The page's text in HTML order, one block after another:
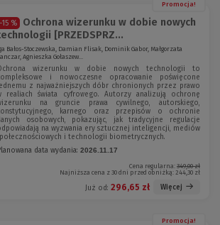
Promocja!
-15 %
Ochrona wizerunku w dobie nowych
[PRZEDSPRZ...
Bałos-Stoczewska, Damian Flisak, Dominik Gabor, Małgorzata
Agnieszka Gołaszew...
wizerunku w dobie nowych technologii to
i nowoczesne opracowanie poświęcone
z najważniejszych dóbr chronionych przez prawo
realiach świata cyfrowego. Autorzy analizują ochronę
na gruncie prawa cywilnego, autorskiego,
karnego oraz przepisów o ochronie
osobowych, pokazując, jak tradycyjne regulacje
na wyzwania ery sztucznej inteligencji, mediów
i technologii biometrycznych.
data wydania: 2026.11.17
Cena regularna: 349,00 zł
Najniższa cena z 30 dni przed obniżką: 244,30 zł
Już od: 296,65 zł Więcej
Promocja!